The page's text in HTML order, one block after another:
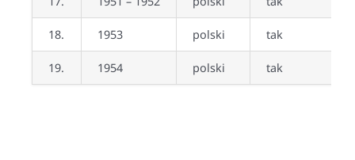
18. 1953 polski tak
19. 1954 polski tak